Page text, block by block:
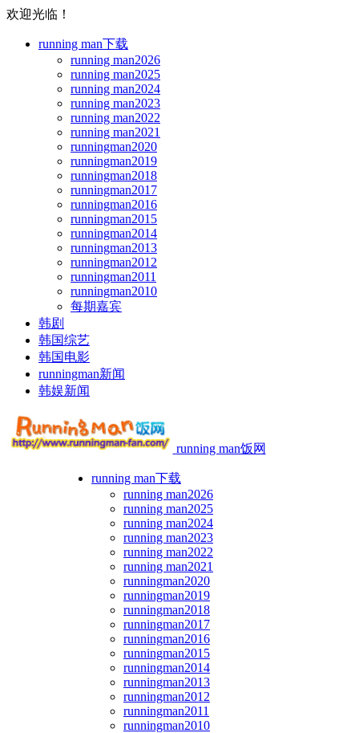
欢迎光临！
running man下载
running man2026
running man2025
running man2024
running man2023
running man2022
running man2021
runningman2020
runningman2019
runningman2018
runningman2017
runningman2016
runningman2015
runningman2014
runningman2013
runningman2012
runningman2011
runningman2010
每期嘉宾
韩剧
韩国综艺
韩国电影
runningman新闻
韩娱新闻
running man饭网
running man下载
running man2026
running man2025
running man2024
running man2023
running man2022
running man2021
runningman2020
runningman2019
runningman2018
runningman2017
runningman2016
runningman2015
runningman2014
runningman2013
runningman2012
runningman2011
runningman2010